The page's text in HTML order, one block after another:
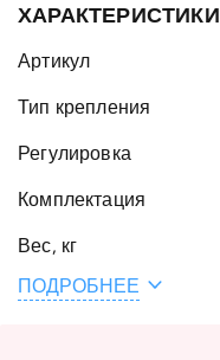
ХАРАКТЕРИСТИКИ
Артикул
Тип крепления
Регулировка
Комплектация
Вес, кг
Наружный
ПОДРОБНЕЕ